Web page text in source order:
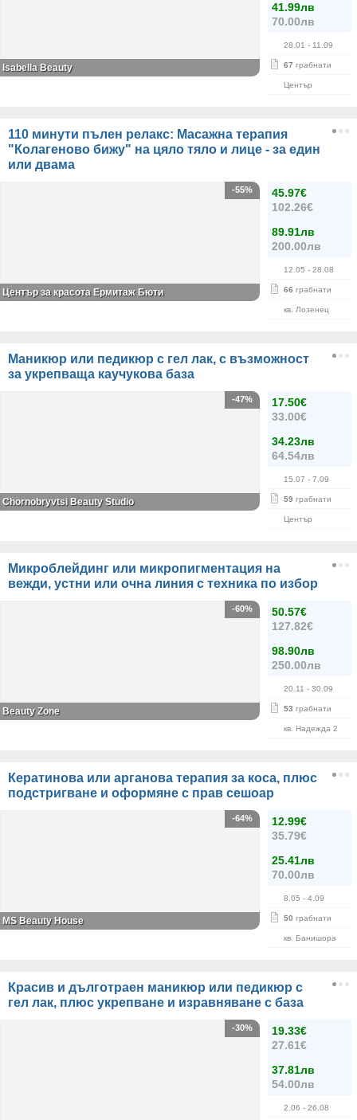
41.99лв
70.00лв
28.01 - 11.09
67 грабнати
Център
Isabella Beauty
110 минути пълен релакс: Масажна терапия
"Колагеново бижу" на цяло тяло и лице - за един
или двама
45.97€
102.26€
89.91лв
200.00лв
12.05 - 28.08
66 грабнати
кв. Лозенец
-55%
Център за красота Ермитаж Бюти
Маникюр или педикюр с гел лак, с възможност
за укрепваща каучукова база
17.50€
33.00€
34.23лв
64.54лв
15.07 - 7.09
59 грабнати
Център
-47%
Chornobryvtsi Beauty Studio
Микроблейдинг или микропигментация на
вежди, устни или очна линия с техника по избор
50.57€
127.82€
98.90лв
250.00лв
20.11 - 30.09
53 грабнати
кв. Надежда 2
-60%
Beauty Zone
Кератинова или арганова терапия за коса, плюс
подстригване и оформяне с прав сешоар
12.99€
35.79€
25.41лв
70.00лв
8.05 - 4.09
50 грабнати
кв. Банишора
-64%
МS Beauty House
Красив и дълготраен маникюр или педикюр с
гел лак, плюс укрепване и изравняване с база
19.33€
27.61€
37.81лв
54.00лв
2.06 - 26.08
-30%